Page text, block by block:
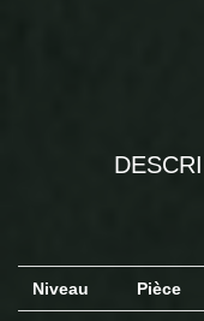
Niveau Pièce